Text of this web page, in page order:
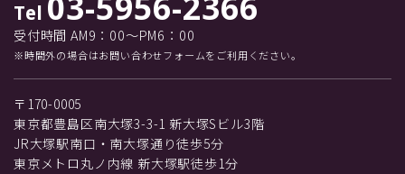
Tel
受付時間 AM9：00～PM6：00
※時間外の場合はお問い合わせフォームをご利用ください。
〒170-0005
東京都豊島区南大塚3-3-1 新大塚Sビル3階
JR大塚駅南口・南大塚通り徒歩5分
東京メトロ丸ノ内線 新大塚駅徒歩1分